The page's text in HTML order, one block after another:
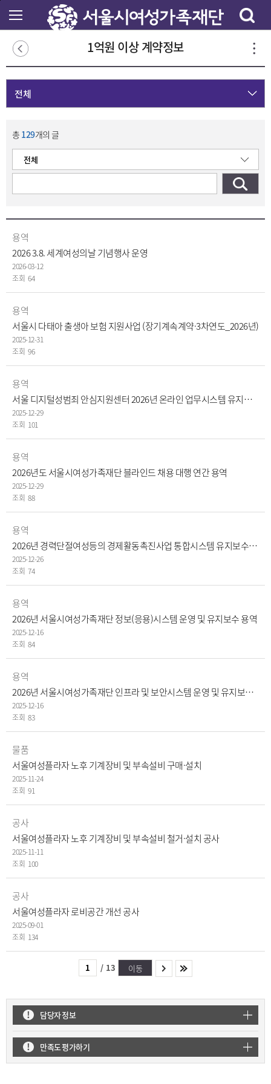
바
기
1억원 이상 계약정보
전체
총 129개의 글
용역
2026 3.8. 세계여성의날 기념행사 운영
2026-03-12
64
용역
서울시 다태아 출생아 보험 지원사업 (장기계속계약·3차연도_2026년)
2025-12-31
96
용역
서울 디지털성범죄 안심지원센터 2026년 온라인 업무시스템 유지보수 용역
2025-12-29
101
용역
2026년도 서울시여성가족재단 블라인드 채용 대행 연간 용역
2025-12-29
88
용역
2026년 경력단절여성등의 경제활동촉진사업 통합시스템 유지보수 용역
2025-12-26
74
용역
2026년 서울시여성가족재단 정보(응용)시스템 운영 및 유지보수 용역
2025-12-16
84
용역
2026년 서울시여성가족재단 인프라 및 보안시스템 운영 및 유지보수 용역
2025-12-16
83
물품
서울여성플라자 노후 기계장비 및 부속설비 구매·설치
2025-11-24
91
공사
서울여성플라자 노후 기계장비 및 부속설비 철거·설치 공사
2025-11-11
100
공사
서울여성플라자 로비공간 개선 공사
2025-09-01
134
/ 13 이동
담당자 정보
만족도 평가하기